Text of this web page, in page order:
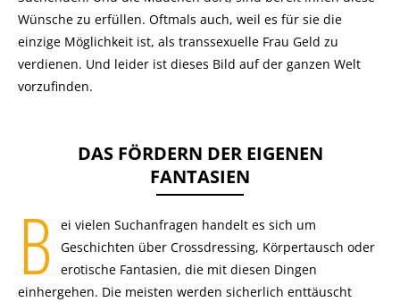
Wünsche zu erfüllen. Oftmals auch, weil es für sie die
einzige Möglichkeit ist, als transsexuelle Frau Geld zu
verdienen. Und leider ist dieses Bild auf der ganzen Welt
vorzufinden.
DAS FÖRDERN DER EIGENEN
FANTASIEN
B
ei vielen Suchanfragen handelt es sich um
Geschichten über Crossdressing, Körpertausch oder
erotische Fantasien, die mit diesen Dingen
einhergehen. Die meisten werden sicherlich enttäuscht